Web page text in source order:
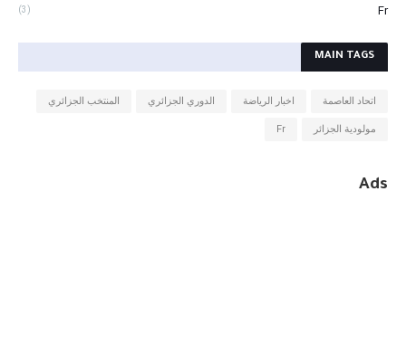
Fr
(3)
MAIN TAGS
اتحاد العاصمة اخبار الرياضة الدوري الجزائري المنتخب الجزائري
مولودية الجزائر Fr
Ads